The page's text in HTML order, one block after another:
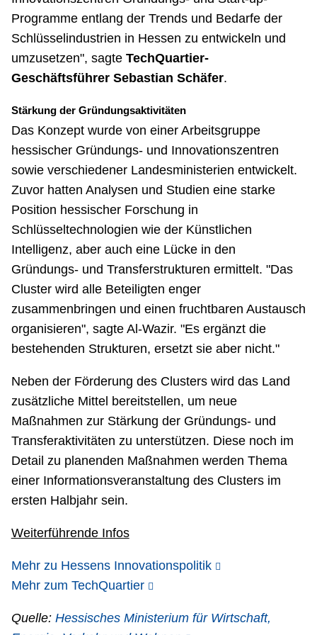
Programme entlang der Trends und Bedarfe der
Schlüsselindustrien in Hessen zu entwickeln und
umzusetzen", sagte TechQuartier-
Geschäftsführer Sebastian Schäfer.
Stärkung der Gründungsaktivitäten
Das Konzept wurde von einer Arbeitsgruppe
hessischer Gründungs- und Innovationszentren
sowie verschiedener Landesministerien entwickelt.
Zuvor hatten Analysen und Studien eine starke
Position hessischer Forschung in
Schlüsseltechnologien wie der Künstlichen
Intelligenz, aber auch eine Lücke in den
Gründungs- und Transferstrukturen ermittelt. "Das
Cluster wird alle Beteiligten enger
zusammenbringen und einen fruchtbaren Austausch
organisieren", sagte Al-Wazir. "Es ergänzt die
bestehenden Strukturen, ersetzt sie aber nicht."
Neben der Förderung des Clusters wird das Land
zusätzliche Mittel bereitstellen, um neue
Maßnahmen zur Stärkung der Gründungs- und
Transferaktivitäten zu unterstützen. Diese noch im
Detail zu planenden Maßnahmen werden Thema
einer Informationsveranstaltung des Clusters im
ersten Halbjahr sein.
Weiterführende Infos
Mehr zu Hessens Innovationspolitik
Mehr zum TechQuartier
Quelle: Hessisches Ministerium für Wirtschaft,